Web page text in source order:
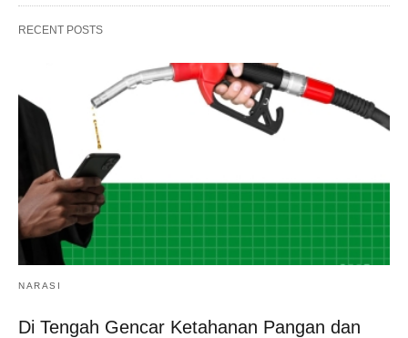
RECENT POSTS
NARASI
Di Tengah Gencar Ketahanan Pangan dan